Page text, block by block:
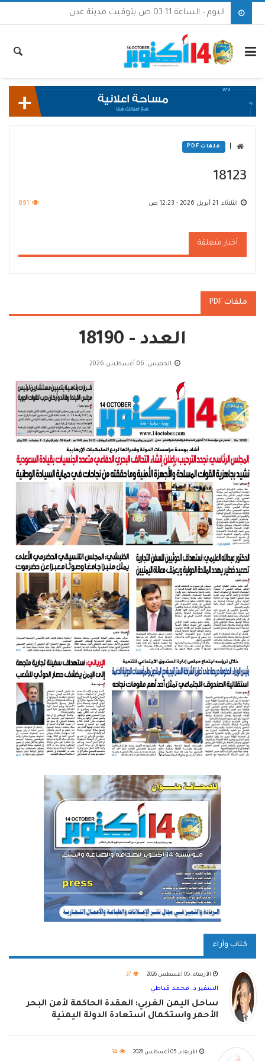
اليوم - الساعة 03:11 ص بتوقيت مدينة عدن
ملفات PDF
18123
الثلاثاء, 21 أبريل 2026 - 12:23 ص 891
أخبار متعلقة
ملفات PDF
العدد - 18190
الخميس, 06 أغسطس 2026
كتاب وآراء
الأربعاء, 05 أغسطس 2026 37
السفير د. محمد قباطي
ساحل اليمن الغربي: العقدة الحاكمة لأمن البحر
الأحمر واستكمال استعادة الدولة اليمنية
الأربعاء, 05 أغسطس 2026 34